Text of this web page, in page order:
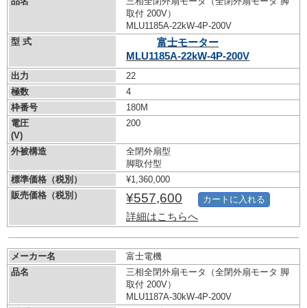
取付 200V）
MLU1185A-22kW-4P-200V
型 式
富士モーター
MLU1185A-22kW-4P-200V
出力
22
極数
4
枠番号
180M
電圧
(V)
200
外被構造
全閉外扇型
脚取付型
標準価格（税別）
¥1,360,000
販売価格（税別）
¥557,600
詳細はこちらへ
カートに入れる
メーカー名
富士電機
品名
三相全閉外扇モータ（全閉外扇モータ 脚
取付 200V）
MLU1187A-30kW-4P-200V